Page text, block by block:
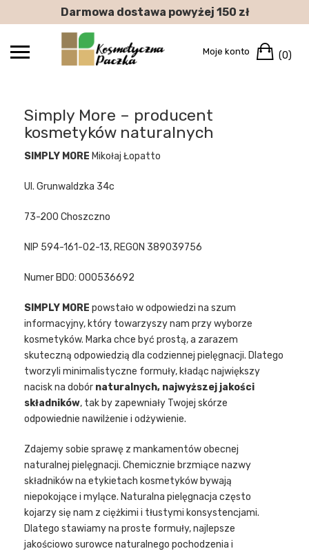
to
Darmowa dostawa powyżej 150 zł
Moje konto (0)
Simply More – producent
kosmetyków naturalnych
SIMPLY MORE Mikołaj Łopatto
Ul. Grunwaldzka 34c
73-200 Choszczno
NIP 594-161-02-13, REGON 389039756
Numer BDO: 000536692
SIMPLY MORE powstało w odpowiedzi na szum
informacyjny, który towarzyszy nam przy wyborze
kosmetyków. Marka chce być prostą, a zarazem
skuteczną odpowiedzią dla codziennej pielęgnacji. Dlatego
tworzyli minimalistyczne formuły, kładąc największy
nacisk na dobór naturalnych, najwyższej jakości
składników, tak by zapewniały Twojej skórze
odpowiednie nawilżenie i odżywienie.
Zdajemy sobie sprawę z mankamentów obecnej
naturalnej pielęgnacji. Chemicznie brzmiące nazwy
składników na etykietach kosmetyków bywają
niepokojące i mylące. Naturalna pielęgnacja często
kojarzy się nam z ciężkimi i tłustymi konsystencjami.
Dlatego stawiamy na proste formuły, najlepsze
jakościowo surowce naturalnego pochodzenia i